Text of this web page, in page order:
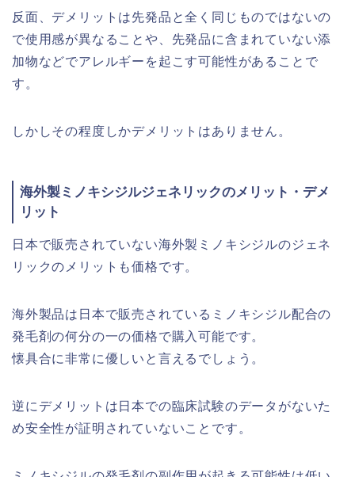
反面、デメリットは先発品と全く同じものではないの
で使用感が異なることや、先発品に含まれていない添
加物などでアレルギーを起こす可能性があることで
す。
しかしその程度しかデメリットはありません。
海外製ミノキシジルジェネリックのメリット・デメ
リット
日本で販売されていない海外製ミノキシジルのジェネ
リックのメリットも価格です。
海外製品は日本で販売されているミノキシジル配合の
発毛剤の何分の一の価格で購入可能です。
懐具合に非常に優しいと言えるでしょう。
逆にデメリットは日本での臨床試験のデータがないた
め安全性が証明されていないことです。